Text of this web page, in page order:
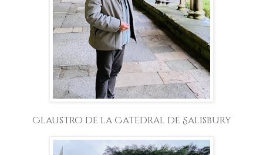
Claustro de la Catedral de Salisbury